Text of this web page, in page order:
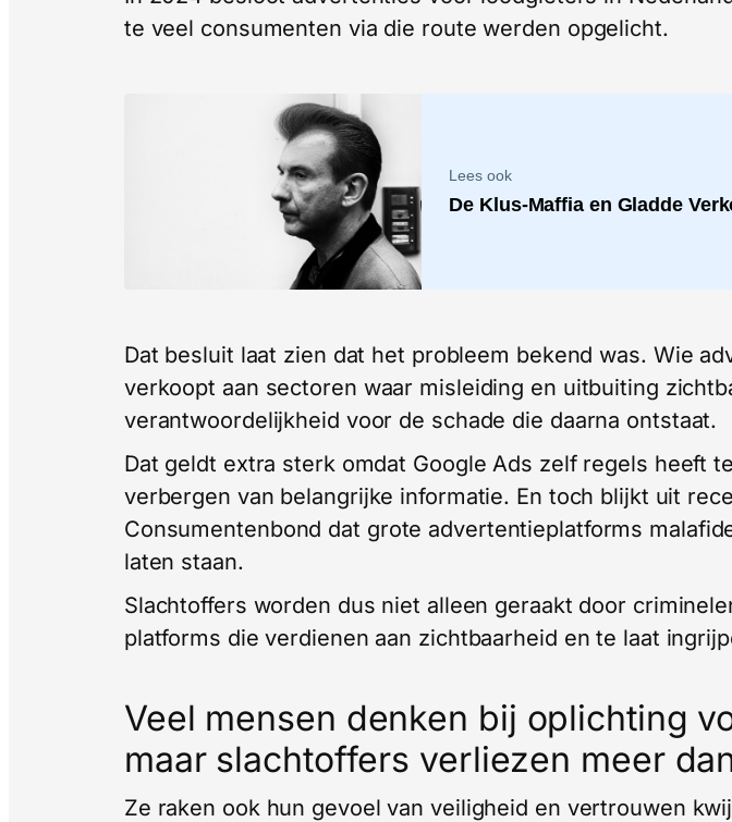
te veel consumenten via die route werden opgelicht.
Lees ook
De Klus-Maffia en Gladde
Dat besluit laat zien dat het probleem bekend was. Wie
verkoopt aan sectoren waar misleiding en uitbuiting
verantwoordelijkheid voor de schade die daarna ontstaat.
Dat geldt extra sterk omdat Google Ads zelf regels heeft
verbergen van belangrijke informatie. En toch blijkt uit
Consumentenbond dat grote advertentieplatforms
laten staan.
Slachtoffers worden dus niet alleen geraakt door
platforms die verdienen aan zichtbaarheid en te laat
Veel mensen denken bij oplichting
maar slachtoffers verliezen meer
Ze raken ook hun gevoel van veiligheid en vertrouwen